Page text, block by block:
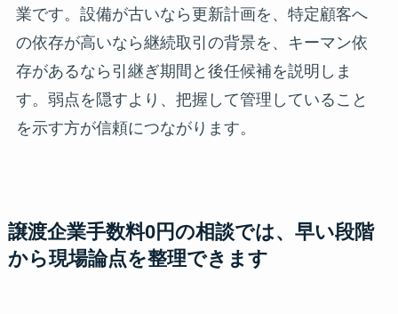
業です。設備が古いなら更新計画を、特定顧客へ
の依存が高いなら継続取引の背景を、キーマン依
存があるなら引継ぎ期間と後任候補を説明しま
す。弱点を隠すより、把握して管理していること
を示す方が信頼につながります。
譲渡企業手数料0円の相談では、早い段階
から現場論点を整理できます